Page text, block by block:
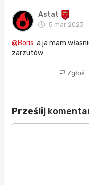
Astat
5 mar 2023
@Boris a ja mam
zarzutów
Zgłoś
Prześlij